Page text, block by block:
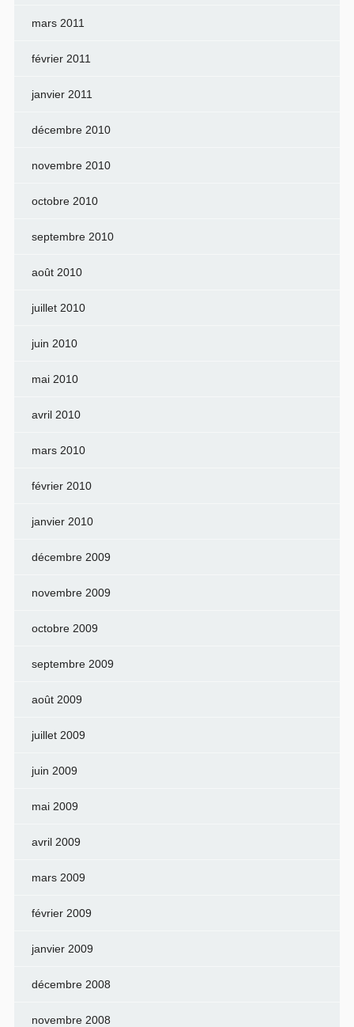
mars 2011
février 2011
janvier 2011
décembre 2010
novembre 2010
octobre 2010
septembre 2010
août 2010
juillet 2010
juin 2010
mai 2010
avril 2010
mars 2010
février 2010
janvier 2010
décembre 2009
novembre 2009
octobre 2009
septembre 2009
août 2009
juillet 2009
juin 2009
mai 2009
avril 2009
mars 2009
février 2009
janvier 2009
décembre 2008
novembre 2008